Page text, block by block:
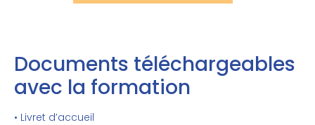
Documents téléchargeables
avec la formation
• Livret d’accueil